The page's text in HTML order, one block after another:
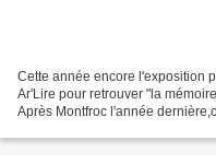
Cette année encore l'exposition
Ar'Lire pour retrouver "la
Après Montfroc l'année